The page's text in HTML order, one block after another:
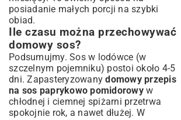
posiadanie małych porcji na szybki
obiad.
Ile czasu można przechowywać
domowy sos?
Podsumujmy. Sos w lodówce (w
szczelnym pojemniku) postoi około 4-5
dni. Zapasteryzowanydomowy przepis
na sos paprykowo pomidorowyw
chłodnej i ciemnej spiżarni przetrwa
spokojnie rok, a nawet dłużej. W